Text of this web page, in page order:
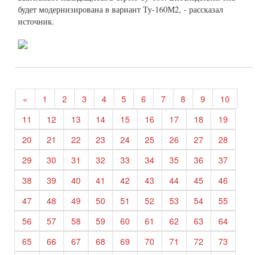
будет модернизирована в вариант Ту-160М2, - рассказал
источник.
« 1 2 3 4 5 6 7 8 9
10
11
12 13 14 15 16 17 18
19
20
21 22 23 24 25 26 27
28
29
30 31 32 33 34 35 36
37
38
39 40 41 42 43 44 45
46
47
48 49 50 51 52 53 54
55
56
57 58 59 60 61 62 63
64
65
66 67 68 69 70 71 72
73